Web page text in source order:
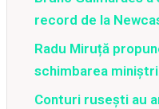
record de la
Radu Miruță
schimbarea
Conturi rusești au